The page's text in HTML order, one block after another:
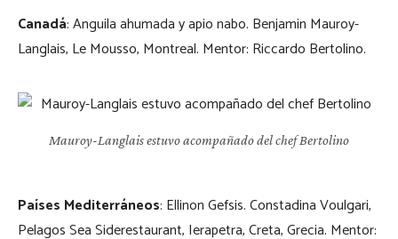
Canadá: Anguila ahumada y apio nabo. Benjamin Mauroy-
Langlais, Le Mousso, Montreal. Mentor: Riccardo Bertolino.
Mauroy-Langlais estuvo acompañado del chef Bertolino
Países Mediterráneos: Ellinon Gefsis. Constadina Voulgari,
Pelagos Sea Siderestaurant, Ierapetra, Creta, Grecia. Mentor: